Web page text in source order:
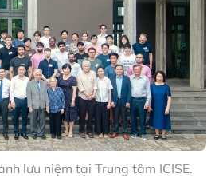
lưu niệm tại Trung tâm ICISE.